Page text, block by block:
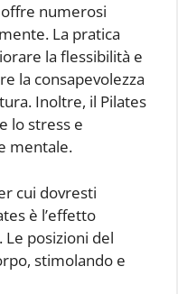
offre numerosi
La pratica
la flessibilità e
la consapevolezza
Inoltre, il Pilates
lo stress e
mentale.
cui dovresti
è l’effetto
Le posizioni del
stimolando e